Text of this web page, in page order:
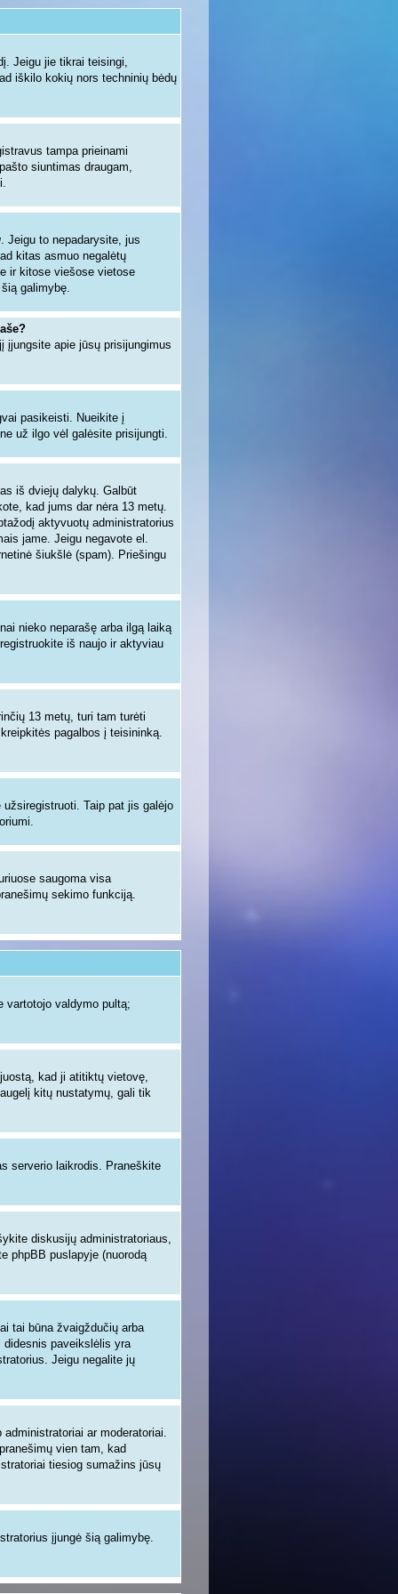
Jeigu jie tikrai teisingi,
iškilo kokių nors techninių bėdų
tampa prieinami
siuntimas draugam,
. Jeigu to nepadarysite, jus
kitas asmuo negalėtų
ir kitose viešose vietose
galimybę.
įjungsite apie jūsų prisijungimus
pasikeisti. Nueikite į
už ilgo vėl galėsite prisijungti.
iš dviejų dalykų. Galbūt
kad jums dar nėra 13 metų.
aktyvuotų administratorius
jame. Jeigu negavote el.
šiukšlė (spam). Priešingu
nieko neparašę arba ilgą laiką
iš naujo ir aktyviau
13 metų, turi tam turėti
pagalbos į teisininką.
Taip pat jis galėjo
saugoma visa
sekimo funkciją.
vartotojo valdymo pultą;
kad ji atitiktų vietovę,
kitų nustatymų, gali tik
serverio laikrodis. Praneškite
diskusijų administratoriaus,
phpBB puslapyje (nuorodą
tai būna žvaigždučių arba
paveikslėlis yra
Jeigu negalite jų
ar moderatoriai.
vien tam, kad
tiesiog sumažins jūsų
įjungė šią galimybę.